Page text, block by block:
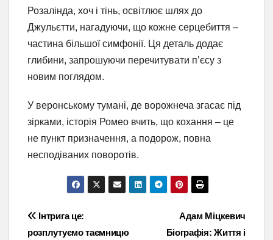
Розалінда, хоч і тінь, освітлює шлях до
Джульєтти, нагадуючи, що кожне серцебиття –
частина більшої симфонії. Ця деталь додає
глибини, запрошуючи перечитувати п’єсу з
новим поглядом.
У веронському тумані, де ворожнеча згасає під
зірками, історія Ромео вчить, що кохання – це
не пункт призначення, а подорож, повна
несподіваних поворотів.
Навігація
Адам Міцкевич
Біографія: Життя і
Інтрига це:
розплутуємо таємницю